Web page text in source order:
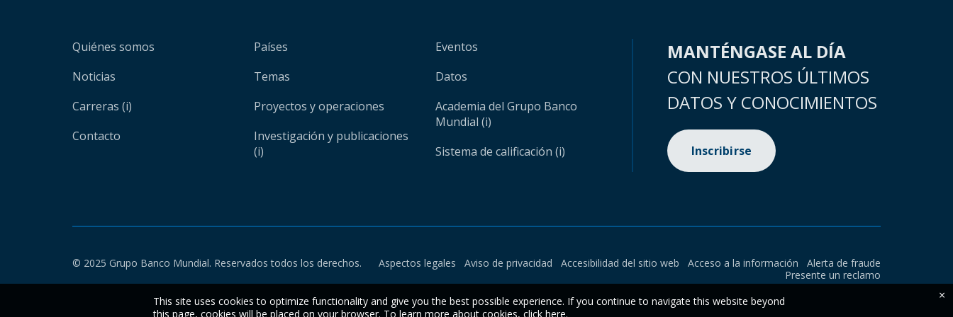
Quiénes somos
Noticias
Carreras (i)
Contacto
Países
Temas
Proyectos y operaciones
Investigación y publicaciones
(i)
Eventos
Datos
Academia del Grupo Banco
Mundial (i)
Sistema de calificación (i)
MANTÉNGASE AL DÍA
CON NUESTROS ÚLTIMOS
DATOS Y CONOCIMIENTOS
Inscribirse
© 2025 Grupo Banco Mundial. Reservados todos los derechos. Aspectos legales Aviso de privacidad Accesibilidad del sitio web Acceso a la información
Alerta de fraude
Presente un reclamo
This site uses cookies to optimize functionality and give you the best possible experience. If you continue to navigate this website beyond
this page, cookies will be placed on your browser. To learn more about cookies, click here.
×